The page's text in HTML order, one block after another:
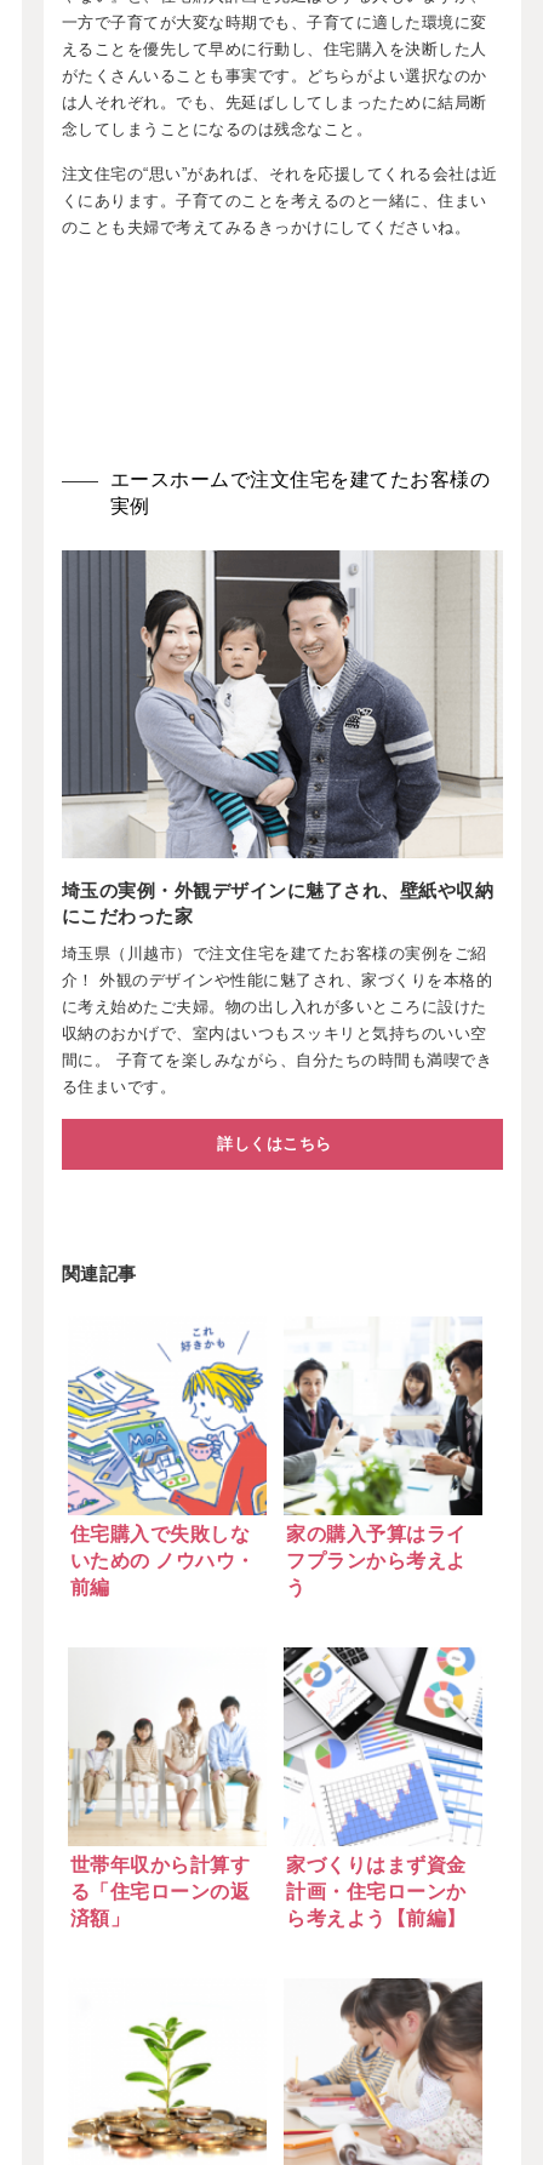
一方で子育てが大変な時期でも、子育てに適した環境に変
えることを優先して早めに行動し、住宅購入を決断した人
がたくさんいることも事実です。どちらがよい選択なのか
は人それぞれ。でも、先延ばししてしまったために結局断
念してしまうことになるのは残念なこと。
注文住宅の“思い”があれば、それを応援してくれる会社は近
くにあります。子育てのことを考えるのと一緒に、住まい
のことも夫婦で考えてみるきっかけにしてくださいね。
エースホームで注文住宅を建てたお客様の
実例
埼玉の実例・外観デザインに魅了され、壁紙や収納
にこだわった家
埼玉県（川越市）で注文住宅を建てたお客様の実例をご紹
介！ 外観のデザインや性能に魅了され、家づくりを本格的
に考え始めたご夫婦。物の出し入れが多いところに設けた
収納のおかげで、室内はいつもスッキリと気持ちのいい空
間に。 子育てを楽しみながら、自分たちの時間も満喫でき
る住まいです。
詳しくはこちら
関連記事
住宅購入で失敗しな
いための ノウハウ・
前編
家の購入予算はライ
フプランから考えよ
う
世帯年収から計算す
る「住宅ローンの返
済額」
家づくりはまず資金
計画・住宅ローンか
ら考えよう【前編】